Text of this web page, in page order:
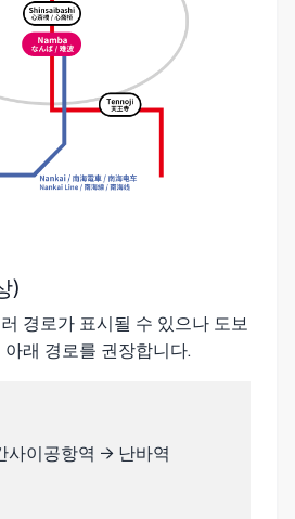
)
경로가 표시될 수 있으나 도보
래 경로를 권장합니다.
사이공항역 → 난바역